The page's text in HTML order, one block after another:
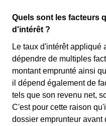
Quels sont les facteurs
d'intérêt ?
Le taux d'intérêt appliqué
dépendre de multiples
montant emprunté ainsi
il dépend également de
tels que son revenu net,
C'est pour cette raison
dossier emprunteur avant